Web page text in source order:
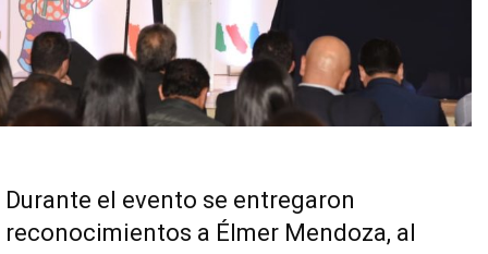
Durante el evento se entregaron
reconocimientos a Élmer Mendoza, al